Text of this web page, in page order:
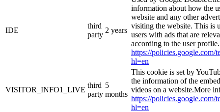
IDE
third
party
2 years
information about how the
website and any other
visiting the website. This is
users with ads that are
according to the user
https://policies.google.com/
hl=en
VISITOR_INFO1_LIVE
third
party
5
months
This cookie is set by
the information of the
videos on a website.More
https://policies.google.com/
hl=en